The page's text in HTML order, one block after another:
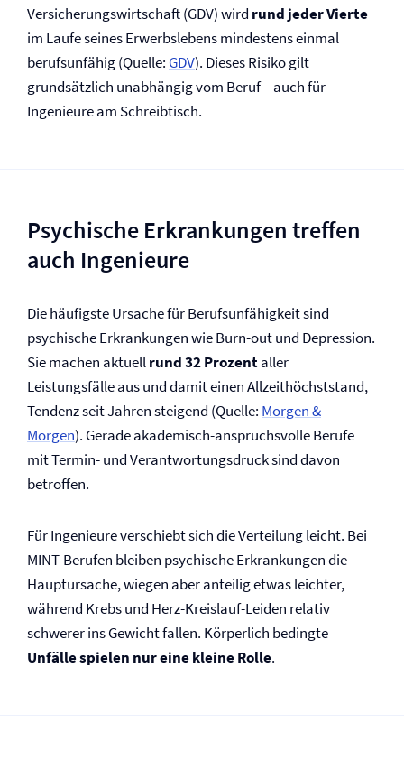
Versicherungswirtschaft (GDV) wird rund jeder Vierte
im Laufe seines Erwerbslebens mindestens einmal
berufsunfähig (Quelle: GDV). Dieses Risiko gilt
grundsätzlich unabhängig vom Beruf – auch für
Ingenieure am Schreibtisch.
Psychische Erkrankungen treffen
auch Ingenieure
Die häufigste Ursache für Berufs­unfähigkeit sind
psychische Erkrankungen wie Burn-out und Depression.
Sie machen aktuellrund 32 Prozentaller
Leistungsfälle aus und damit einen Allzeithöchststand,
Tendenz seit Jahren steigend (Quelle: Morgen &
Morgen). Gerade akademisch-anspruchsvolle Berufe
mit Termin- und Verantwortungsdruck sind davon
betroffen.
Für Ingenieure verschiebt sich die Verteilung leicht. Bei
MINT-Berufen bleiben psychische Erkrankungen die
Hauptursache, wiegen aber anteilig etwas leichter,
während Krebs und Herz-Kreislauf-Leiden relativ
schwerer ins Gewicht fallen. Körperlich bedingte
Unfälle spielen nur eine kleine Rolle.